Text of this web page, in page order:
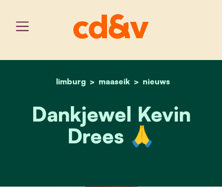
home
limburg maaseik nieuws
dankjewel kevin drees
Dankjewel Kevin
Drees 🙏